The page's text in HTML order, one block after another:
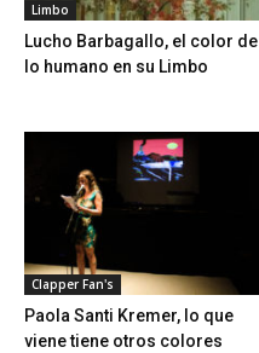
Limbo
Lucho Barbagallo, el color de
lo humano en su Limbo
Clapper Fan's
Paola Santi Kremer, lo que
viene tiene otros colores